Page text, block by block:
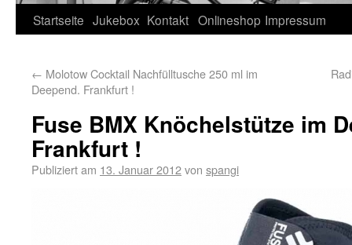
Startseite Jukebox Kontakt Onlineshop Impressum
← Molotow Cocktail Nachfülltusche 250 ml im
Deepend. Frankfurt !
Fuse BMX Knöchelstütze im
Frankfurt !
Publiziert am 13. Januar 2012von spangi